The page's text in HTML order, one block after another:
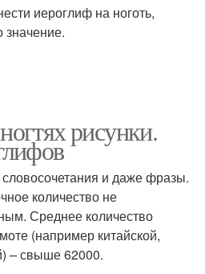
иероглиф на ноготь,
значение.
рисунки.
и даже фразы.
количество не
Среднее количество
(например китайской,
– свыше 62000.